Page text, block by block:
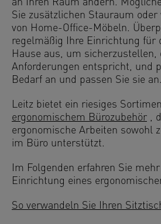
an Ihren Raum ändern.
Sie zusätzlichen Stauraum oder
von Home-Office-Möbeln.
regelmäßig Ihre Einrichtung für
Hause aus, um sicherzustellen,
Anforderungen entspricht, und
Bedarf an und passen Sie sie an.
Leitz bietet ein riesiges
ergonomischem Bürozubehör ,
ergonomische Arbeiten sowohl
im Büro unterstützt.
Im Folgenden erfahren Sie
Einrichtung eines
So verwandeln Sie Ihren